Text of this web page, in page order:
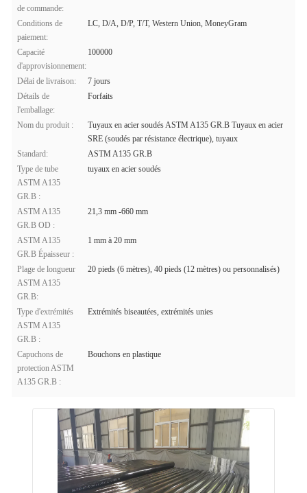
de commande:
Conditions de
paiement:
LC, D/A, D/P, T/T, Western Union, MoneyGram
Capacité
d'approvisionnement:
100000
Délai de livraison:
7 jours
Détails de
l'emballage:
Forfaits
Nom du produit :
Tuyaux en acier soudés ASTM A135 GR.B Tuyaux en acier
SRE (soudés par résistance électrique), tuyaux
Standard:
ASTM A135 GR.B
Type de tube
ASTM A135
GR.B :
tuyaux en acier soudés
ASTM A135
GR.B OD :
21,3 mm -660 mm
ASTM A135
GR.B Épaisseur :
1 mm à 20 mm
Plage de longueur
ASTM A135
GR.B:
20 pieds (6 mètres), 40 pieds (12 mètres) ou personnalisés)
Type d'extrémités
ASTM A135
GR.B :
Extrémités biseautées, extrémités unies
Capuchons de
protection ASTM
A135 GR.B :
Bouchons en plastique